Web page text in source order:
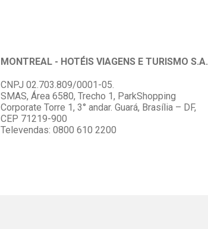
MONTREAL - HOTÉIS VIAGENS E TURISMO S.A.
CNPJ 02.703.809/0001-05.
SMAS, Área 6580, Trecho 1, ParkShopping
Corporate Torre 1, 3° andar. Guará, Brasília – DF,
CEP 71219-900
Televendas: 0800 610 2200